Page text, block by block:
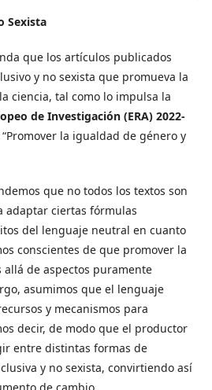
Sexista
que los artículos publicados
y no sexista que promueva la
ciencia, tal como lo impulsa la
de Investigación (ERA) 2022-
“Promover la igualdad de género y
que no todos los textos son
adaptar ciertas fórmulas
del lenguaje neutral en cuanto
conscientes de que promover la
de aspectos puramente
asumimos que el lenguaje
y mecanismos para
decir, de modo que el productor
entre distintas formas de
y no sexista, convirtiendo así